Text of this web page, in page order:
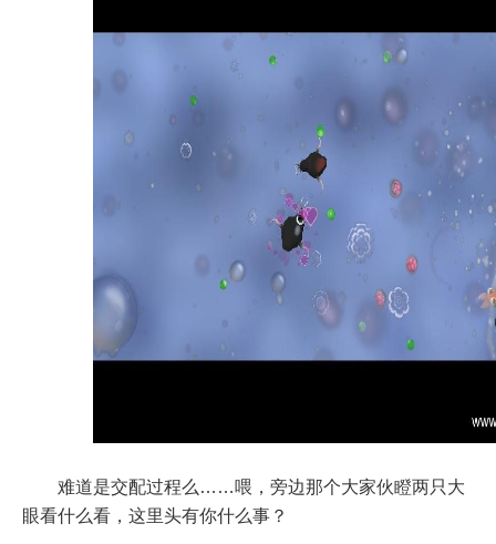
难道是交配过程么……喂，旁边那个大家伙瞪两只大
眼看什么看，这里头有你什么事？